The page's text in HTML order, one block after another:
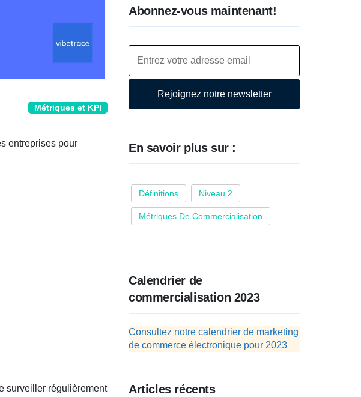
Métriques et KPI
entreprises pour
surveiller régulièrement
Abonnez-vous maintenant!
Rejoignez notre newsletter
En savoir plus sur :
Définitions Niveau 2
Métriques De Commercialisation
Calendrier de
commercialisation 2023
Consultez notre calendrier de marketing
de commerce électronique pour 2023
Articles récents